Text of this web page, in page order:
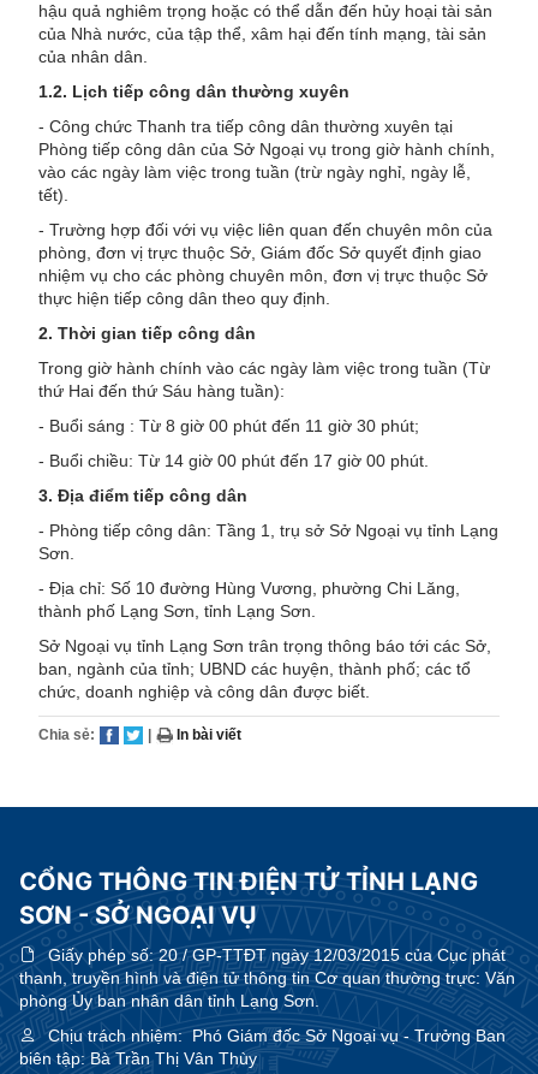
hậu quả nghiêm trọng hoặc có thể dẫn đến hủy hoại tài sản
của Nhà nước, của tập thể, xâm hại đến tính mạng, tài sản
của nhân dân.
1.2. Lịch tiếp công dân thường xuyên
- Công chức Thanh tra tiếp công dân thường xuyên tại
Phòng tiếp công dân của Sở Ngoại vụ trong giờ hành chính,
vào các ngày làm việc trong tuần (trừ ngày nghỉ, ngày lễ,
tết).
- Trường hợp đối với vụ việc liên quan đến chuyên môn của
phòng, đơn vị trực thuộc Sở, Giám đốc Sở quyết định giao
nhiệm vụ cho các phòng chuyên môn, đơn vị trực thuộc Sở
thực hiện tiếp công dân theo quy định.
2. Thời gian tiếp công dân
Trong giờ hành chính vào các ngày làm việc trong tuần (Từ
thứ Hai đến thứ Sáu hàng tuần):
- Buổi sáng : Từ 8 giờ 00 phút đến 11 giờ 30 phút;
- Buổi chiều: Từ 14 giờ 00 phút đến 17 giờ 00 phút.
3. Địa điểm tiếp công dân
- Phòng tiếp công dân: Tầng 1, trụ sở Sở Ngoại vụ tỉnh Lạng
Sơn.
- Địa chỉ: Số 10 đường Hùng Vương, phường Chi Lăng,
thành phố Lạng Sơn, tỉnh Lạng Sơn.
Sở Ngoại vụ tỉnh Lạng Sơn trân trọng thông báo tới các Sở,
ban, ngành của tỉnh; UBND các huyện, thành phố; các tổ
chức, doanh nghiệp và công dân được biết.
Chia sẻ: In bài viết
CỔNG THÔNG TIN ĐIỆN TỬ TỈNH LẠNG
SƠN - SỞ NGOẠI VỤ
Giấy phép số:20 / GP-TTĐT ngày 12/03/2015 của Cục phát
thanh, truyền hình và điện tử thông tin Cơ quan thường trực: Văn
phòng Ủy ban nhân dân tỉnh Lạng Sơn.
Chịu trách nhiệm:Phó Giám đốc Sở Ngoại vụ - Trưởng Ban
biên tập: Bà Trần Thị Vân Thùy